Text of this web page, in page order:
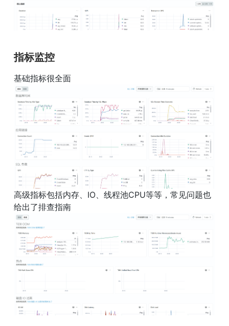
指标监控
高级指标包括内存、IO、线程池CPU等等，常见问题也